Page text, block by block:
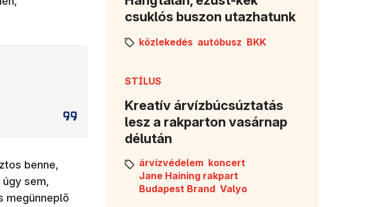
benne,
sem,
megünneplő
csuklós buszon utazhatunk
közlekedés autóbusz BKK
STÍLUS
Kreatív árvízbúcsúztatás
lesz a rakparton vasárnap
délután
árvízvédelem koncert
Jane Haining rakpart
Budapest Brand Valyo